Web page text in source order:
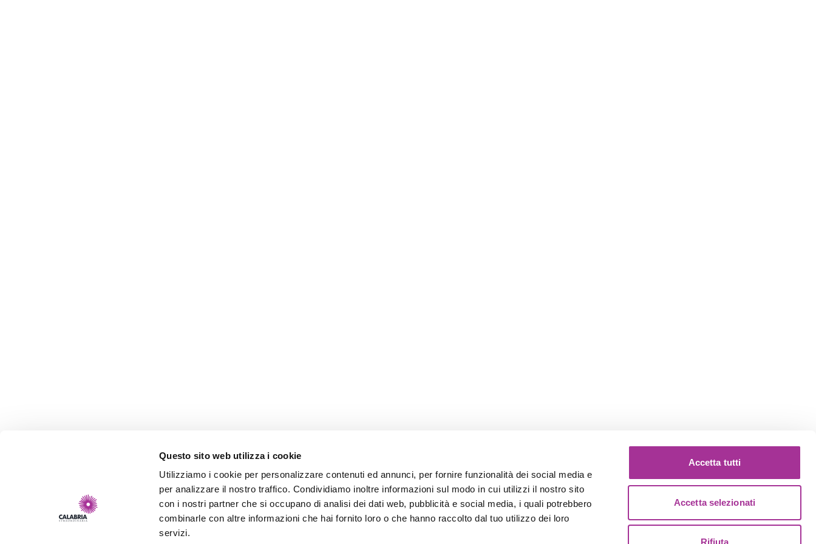
Questo sito web utilizza i cookie
Utilizziamo i cookie per personalizzare contenuti ed annunci, per fornire funzionalità dei social media e
per analizzare il nostro traffico. Condividiamo inoltre informazioni sul modo in cui utilizzi il nostro sito
con i nostri partner che si occupano di analisi dei dati web, pubblicità e social media, i quali potrebbero
combinarle con altre informazioni che hai fornito loro o che hanno raccolto dal tuo utilizzo dei loro
servizi.
Accetta tutti
Accetta selezionati
Rifiuta